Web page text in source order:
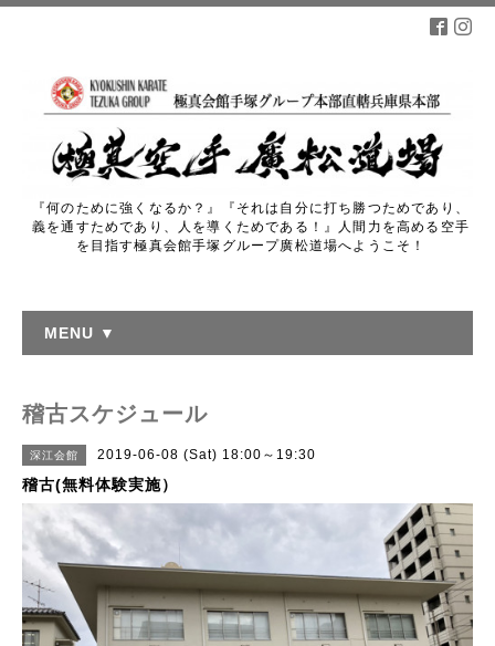
『何のために強くなるか？』『それは自分に打ち勝つためであり、
義を通すためであり、人を導くためである！』人間力を高める空手
を目指す極真会館手塚グループ廣松道場へようこそ！
MENU ▼
稽古スケジュール
深江会館 2019-06-08 (Sat) 18:00～19:30
稽古(無料体験実施）